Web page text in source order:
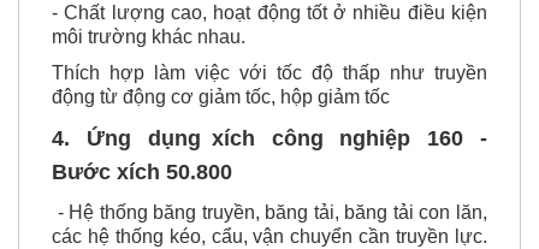
- Chất lượng cao, hoạt động tốt ở nhiều điều kiện
môi trường khác nhau.
Thích hợp làm việc với tốc độ thấp như truyền
động từ động cơ giảm tốc, hộp giảm tốc
4. Ứng dụng xích công nghiệp 160 -
Bước xích 50.800
- Hệ thống băng truyền, băng tải, băng tải con lăn,
các hệ thống kéo, cẩu, vận chuyển cần truyền lực.